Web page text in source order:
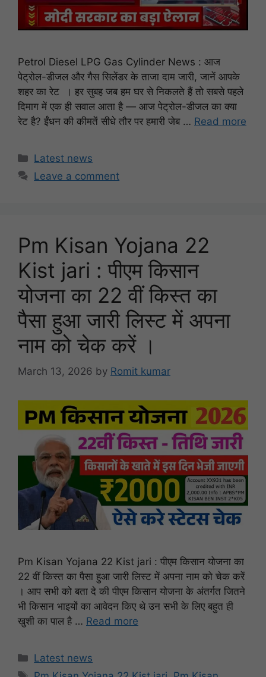
Petrol Diesel LPG Gas Cylinder News : आज
पेट्रोल-डीजल और गैस सिलेंडर के ताजा दाम जारी, जानें आपके
शहर का रेट । हर सुबह जब हम घर से निकलते हैं तो सबसे पहले
दिमाग में एक ही सवाल आता है — आज पेट्रोल-डीजल का क्या
रेट है? ईंधन की कीमतें सीधे तौर पर हमारी जेब … Read more
Categories
Latest news
Leave a comment
Pm Kisan Yojana 22
Kist jari : पीएम किसान
योजना का 22 वीं किस्त का
पैसा हुआ जारी लिस्ट में अपना
नाम को चेक करें ।
March 13, 2026 by Romit kumar
Pm Kisan Yojana 22 Kist jari : पीएम किसान योजना का
22 वीं किस्त का पैसा हुआ जारी लिस्ट में अपना नाम को चेक करें
। आप सभी को बता दे की पीएम किसान योजना के अंतर्गत जितने
भी किसान भाइयों का आवेदन किए थे उन सभी के लिए बहुत ही
खुशी का पाल है … Read more
Categories
Latest news
Tags